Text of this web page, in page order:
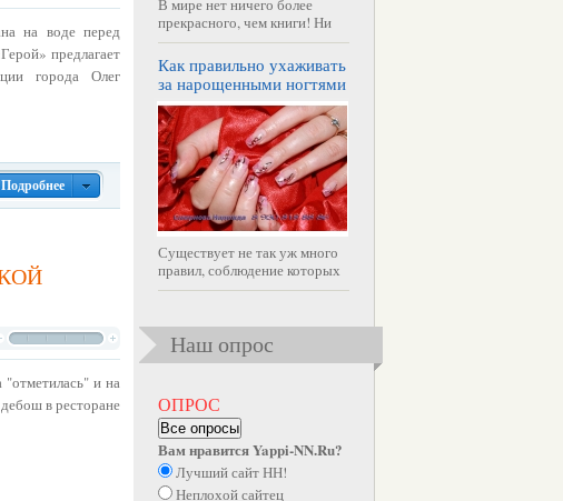
на воде перед
предлагает
города Олег
Подробнее
"отметилась" и на
в ресторане
В мире нет ничего более
прекрасного, чем книги! Ни
Как правильно ухаживать
за нарощенными ногтями
Существует не так уж много
правил, соблюдение которых
Наш опрос
ОПРОС
Все опросы
Вам нравится Yappi-NN.Ru?
Лучший сайт НН!
Неплохой сайтец